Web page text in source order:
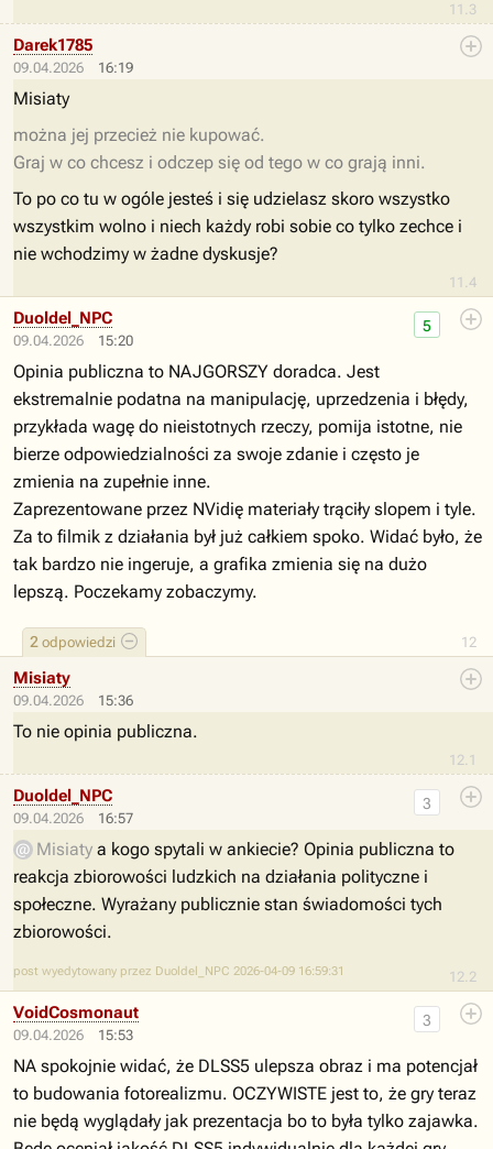
11.3
09.04.2026 16:19
11.4
Darek1785
Misiaty
można jej przecież nie kupować.
Graj w co chcesz i odczep się od tego w co grają inni.
To po co tu w ogóle jesteś i się udzielasz skoro wszystko
wszystkim wolno i niech każdy robi sobie co tylko zechce i
nie wchodzimy w żadne dyskusje?
09.04.2026 15:20
12
5
2 odpowiedzi
Duoldel_NPC
Opinia publiczna to NAJGORSZY doradca. Jest
ekstremalnie podatna na manipulację, uprzedzenia i błędy,
przykłada wagę do nieistotnych rzeczy, pomija istotne, nie
bierze odpowiedzialności za swoje zdanie i często je
zmienia na zupełnie inne.
Zaprezentowane przez NVidię materiały trąciły slopem i tyle.
Za to filmik z działania był już całkiem spoko. Widać było, że
tak bardzo nie ingeruje, a grafika zmienia się na dużo
lepszą. Poczekamy zobaczymy.
09.04.2026 15:36
12.1
Misiaty
To nie opinia publiczna.
09.04.2026 16:57
12.2
3
Duoldel_NPC
Misiaty a kogo spytali w ankiecie? Opinia publiczna to
reakcja zbiorowości ludzkich na działania polityczne i
społeczne. Wyrażany publicznie stan świadomości tych
zbiorowości.
post wyedytowany przez Duoldel_NPC 2026-04-09 16:59:31
09.04.2026 15:53
3
VoidCosmonaut
NA spokojnie widać, że DLSS5 ulepsza obraz i ma potencjał
to budowania fotorealizmu. OCZYWISTE jest to, że gry teraz
nie będą wyglądały jak prezentacja bo to była tylko zajawka.